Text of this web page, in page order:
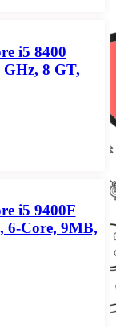
i5 8400
8 GT,
i5 9400F
6-Core, 9MB,